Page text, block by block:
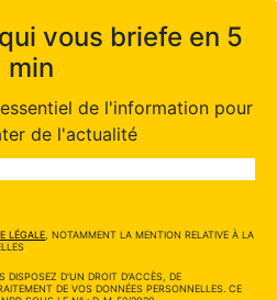
vous briefe en 5
min
de l'information pour
de l'actualité
LÉGALE , NOTAMMENT LA MENTION RELATIVE À LA
D'UN DROIT D'ACCÈS, DE
DE VOS DONNÉES PERSONNELLES. CE